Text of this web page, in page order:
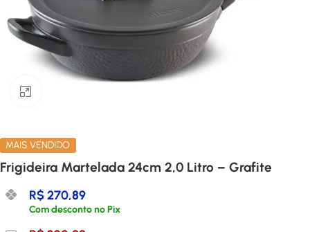
MAIS VENDIDO
Frigideira Martelada 24cm 2,0 Litro – Grafite
R$270,89
Com desconto no Pix